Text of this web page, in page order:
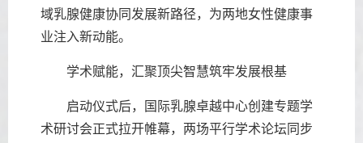
域乳腺健康协同发展新路径，为两地女性健康事
业注入新动能。
学术赋能，汇聚顶尖智慧筑牢发展根基
启动仪式后，国际乳腺卓越中心创建专题学
术研讨会正式拉开帷幕，两场平行学术论坛同步